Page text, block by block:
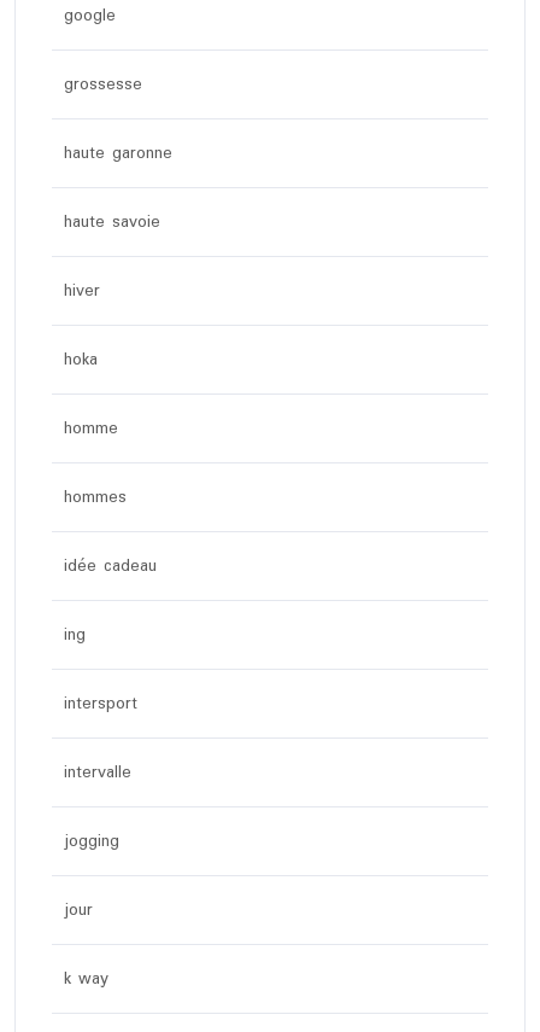
google
grossesse
haute garonne
haute savoie
hiver
hoka
homme
hommes
idée cadeau
ing
intersport
intervalle
jogging
jour
k way